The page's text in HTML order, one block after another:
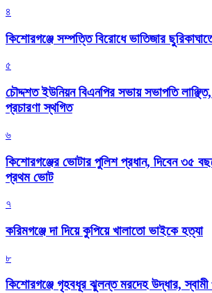
৪
কিশোরগঞ্জে সম্পত্তি বিরোধে ভাতিজার
৫
চৌদ্দশত ইউনিয়ন বিএনপির সভায় সভাপতি লাঞ্ছিত,
প্রচারণা স্থগিত
৬
কিশোরগঞ্জের ভোটার পুলিশ প্রধান, দিবেন ৩৫
প্রথম ভোট
৭
করিমগঞ্জে দা দিয়ে কুপিয়ে খালাতো ভাইকে হত্যা
৮
কিশোরগঞ্জে গৃহবধূর ঝুলন্ত মরদেহ উদ্ধার,